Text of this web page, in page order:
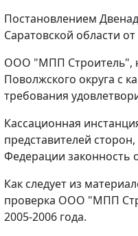
Постановлением
Саратовской области
ООО "МПП Строитель",
Поволжского округа с
требования
Кассационная
представителей
Федерации законность
Как следует из
проверка ООО "МПП
2005-2006 года.